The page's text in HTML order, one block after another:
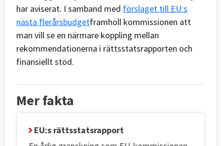
har aviserat. I samband med förslaget till EU:s
nästa flerårsbudgetframhöll kommissionen att
man vill se en närmare koppling mellan
rekommendationerna i rättsstatsrapporten och
finansiellt stöd.
Mer fakta
EU:s rättsstatsrapport